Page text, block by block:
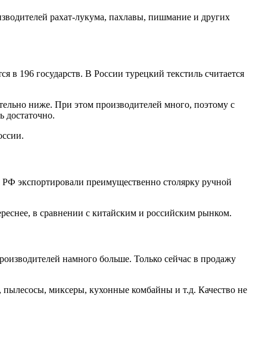
рахат-лукума, пахлавы, пишмание и других
196 государств. В России турецкий текстиль считается
ниже. При этом производителей много, поэтому с
достаточно.
экспортировали преимущественно столярку ручной
в сравнении с китайским и российским рынком.
намного больше. Только сейчас в продажу
миксеры, кухонные комбайны и т.д. Качество не